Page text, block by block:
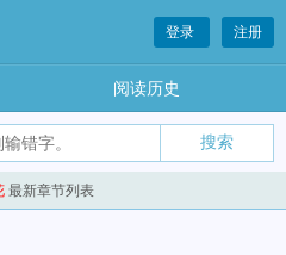
登录 注册
阅读历史
最新章节列表